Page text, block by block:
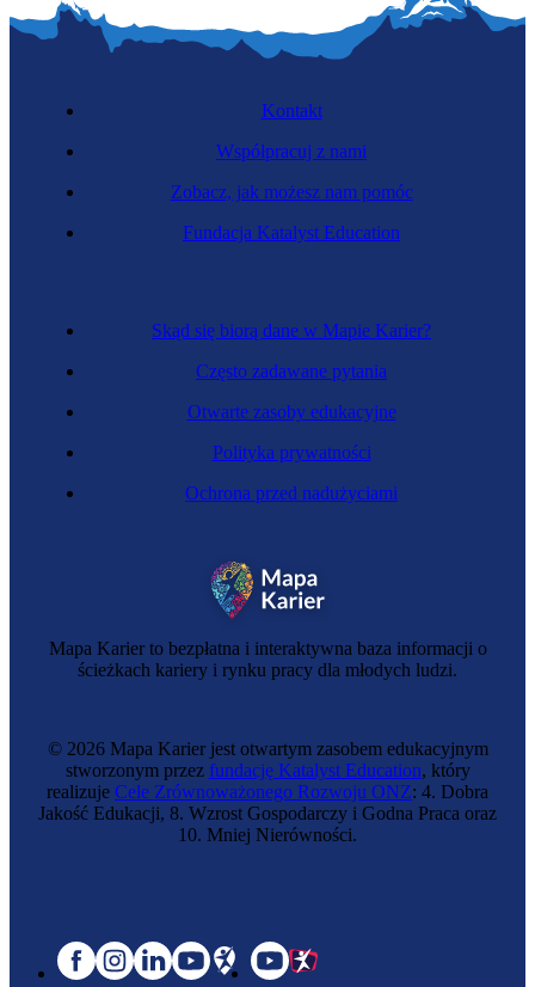
Mapa Karier to bezpłatna i interaktywna baza informacji o
ścieżkach kariery i rynku pracy dla młodych ludzi.
Skąd się biorą dane w Mapie Karier?
Często zadawane pytania
Otwarte zasoby edukacyjne
Polityka prywatności
Ochrona przed nadużyciami
Kontakt
Współpracuj z nami
Zobacz, jak możesz nam pomóc
Fundacja Katalyst Education
© 2026 Mapa Karier jest otwartym zasobem edukacyjnym
stworzonym przez fundację Katalyst Education, który
realizuje Cele Zrównoważonego Rozwoju ONZ: 4. Dobra
Jakość Edukacji, 8. Wzrost Gospodarczy i Godna Praca oraz
10. Mniej Nierówności.